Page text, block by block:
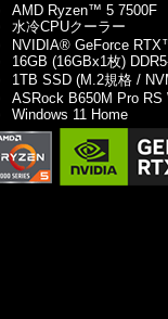
AMD Ryzen™ 5 7500F
水冷CPUクーラー
NVIDIA® GeForce
16GB (16GBx1枚)
1TB SSD (M.2規格 /
ASRock B650M Pro RS
Windows 11 Home